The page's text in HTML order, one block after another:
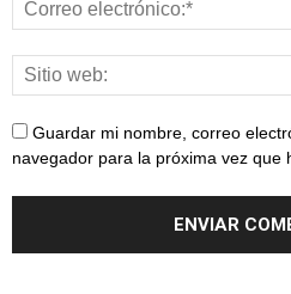
Guardar mi nombre, correo
navegador para la próxima vez que